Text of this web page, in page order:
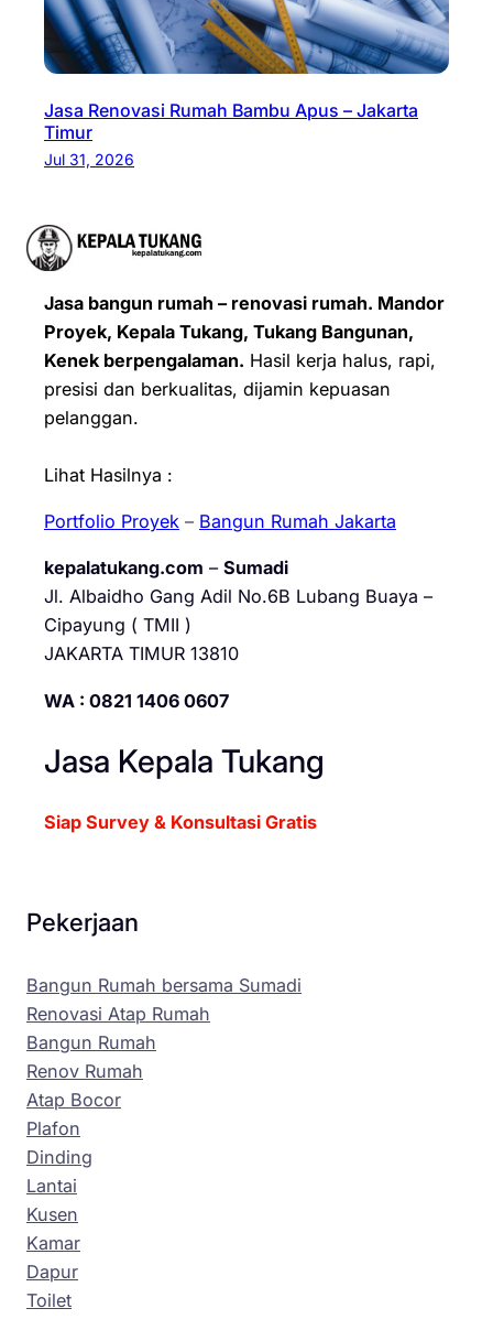
Jasa Renovasi Rumah Bambu Apus – Jakarta
Timur
Jul 31, 2026
Jasa bangun rumah – renovasi rumah. Mandor
Proyek, Kepala Tukang, Tukang Bangunan,
Kenek berpengalaman. Hasil kerja halus, rapi,
presisi dan berkualitas, dijamin kepuasan
pelanggan.
Lihat Hasilnya :
Portfolio Proyek – Bangun Rumah Jakarta
kepalatukang.com – Sumadi
Jl. Albaidho Gang Adil No.6B Lubang Buaya –
Cipayung ( TMII )
JAKARTA TIMUR 13810
WA : 0821 1406 0607
Jasa Kepala Tukang
Siap Survey & Konsultasi Gratis
Pekerjaan
Bangun Rumah bersama Sumadi
Renovasi Atap Rumah
Bangun Rumah
Renov Rumah
Atap Bocor
Plafon
Dinding
Lantai
Kusen
Kamar
Dapur
Toilet